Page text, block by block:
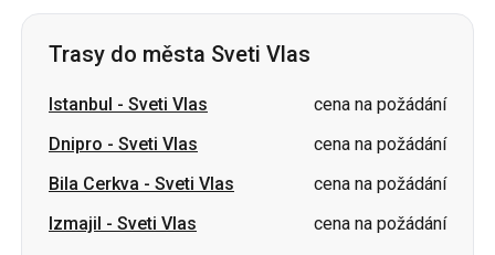
Bila Cerkva -Sveti Vlas
Izmajil-Sveti Vlas
cena na požádání
Charkov-Sveti Vlas
cena na požádání
Černovice-Sveti Vlas
cena na požádání
Žytomyr-Sveti Vlas
cena na požádání